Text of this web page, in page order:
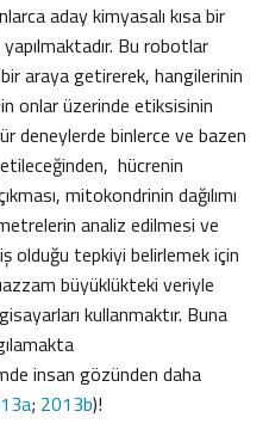
aday kimyasalı kısa bir
Bu robotlar
araya getirerek, hangilerinin
onlar üzerinde etiksisinin
deneylerde binlerce ve bazen
hücrenin
mitokondrinin dağılımı
analiz edilmesi ve
olduğu tepkiyi belirlemek için
büyüklükteki veriyle
kullanmaktır. Buna
insan gözünden daha
; 2013b)!